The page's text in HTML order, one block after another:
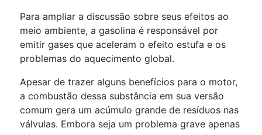
Para ampliar a discussão sobre seus efeitos ao
meio ambiente, a gasolina é responsável por
emitir gases que aceleram o efeito estufa e os
problemas do aquecimento global.
Apesar de trazer alguns benefícios para o motor,
a combustão dessa substância em sua versão
comum gera um acúmulo grande de resíduos nas
válvulas. Embora seja um problema grave apenas